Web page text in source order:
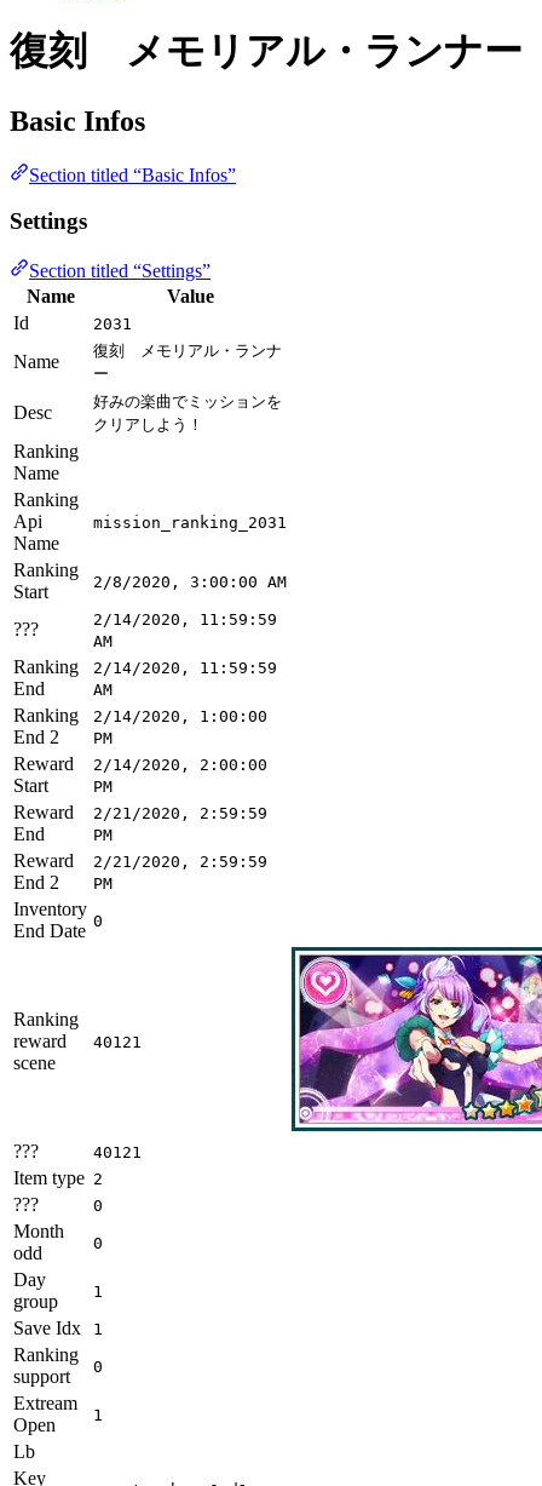
復刻 メモリアル・ランナー
Basic Infos
Section titled “Basic Infos”
Settings
Section titled “Settings”
Name
Value
Id
2031
Name
復刻 メモリアル・ランナ
ー
Desc
好みの楽曲でミッションを
クリアしよう！
Ranking
Name
Ranking
Api
Name
mission_ranking_2031
Ranking
Start
2/8/2020, 3:00:00 AM
???
2/14/2020, 11:59:59
AM
Ranking
End
2/14/2020, 11:59:59
AM
Ranking
End 2
2/14/2020, 1:00:00
PM
Reward
Start
2/14/2020, 2:00:00
PM
Reward
End
2/21/2020, 2:59:59
PM
Reward
End 2
2/21/2020, 2:59:59
PM
Inventory
End Date 0
Ranking
reward
scene
40121
??? 40121
Item type 2
??? 0
Month
odd
0
Day
group
1
Save Idx 1
Ranking
support
0
Extream
Open
1
Lb
Key